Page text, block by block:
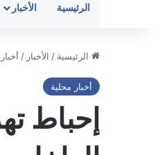
الرئيسية الأخبار
الرئيسية / الأخبار /
أخبار محلية